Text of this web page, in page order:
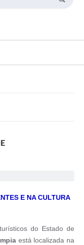
E NA CULTURA
do Estado de
está localizada na